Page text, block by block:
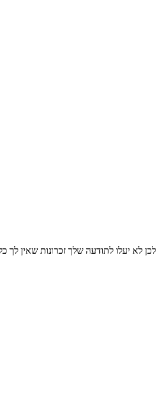
לא יעלו לתודעה שלך זכרונות שאין לך